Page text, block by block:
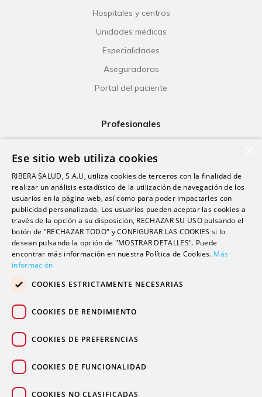
Hospitales y centros
Unidades médicas
Especialidades
Aseguradoras
Portal del paciente
Profesionales
Investigación
Formación
Escuela universitaria
Trabaja con nosotros
Contacto
Podcast
Ese sitio web utiliza cookies
RIBERA SALUD, S.A.U, utiliza cookies de terceros con la finalidad de
realizar un análisis estadístico de la utilización de navegación de los
usuarios en la página web, así como para poder impactarles con
publicidad personalizada. Los usuarios pueden aceptar las cookies a
través de la opción a su disposición, RECHAZAR SU USO pulsando el
botón de "RECHAZAR TODO" y CONFIGURAR LAS COOKIES si lo
desean pulsando la opción de "MOSTRAR DETALLES". Puede
encontrar más información en nuestra Política de Cookies. Más
información
COOKIES ESTRICTAMENTE NECESARIAS
COOKIES DE RENDIMIENTO
COOKIES DE PREFERENCIAS
COOKIES DE FUNCIONALIDAD
COOKIES NO CLASIFICADAS